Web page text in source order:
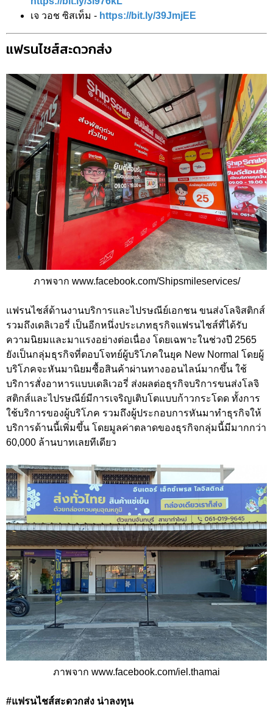
เจ วอช ซิสเท็ม - https://bit.ly/39JmjEE
แฟรนไชส์สะดวกส่ง
ภาพจาก www.facebook.com/Shipsmileservices/
แฟรนไชส์ด้านงานบริการและไปรษณีย์เอกชน ขนส่งโลจิสติกส์
รวมถึงเดลิเวอรี่ เป็นอีกหนึ่งประเภทธุรกิจแฟรนไชส์ที่ได้รับ
ความนิยมและมาแรงอย่างต่อเนื่อง โดยเฉพาะในช่วงปี 2565
ยังเป็นกลุ่มธุรกิจที่ตอบโจทย์ผู้บริโภคในยุค New Normal โดยผู้
บริโภคจะหันมานิยมซื้อสินค้าผ่านทางออนไลน์มากขึ้น ใช้
บริการสั่งอาหารแบบเดลิเวอรี่ ส่งผลต่อธุรกิจบริการขนส่งโลจิ
สติกส์และไปรษณีย์มีการเจริญเติบโตแบบก้าวกระโดด ทั้งการ
ใช้บริการของผู้บริโภค รวมถึงผู้ประกอบการหันมาทำธุรกิจให้
บริการด้านนี้เพิ่มขึ้น โดยมูลค่าตลาดของธุรกิจกลุ่มนี้มีมากกว่า
60,000 ล้านบาทเลยทีเดียว
ภาพจาก www.facebook.com/iel.thamai
#แฟรนไชส์สะดวกส่ง น่าลงทุน